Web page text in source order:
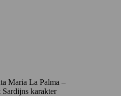
Maria La Palma –
Sardijns karakter